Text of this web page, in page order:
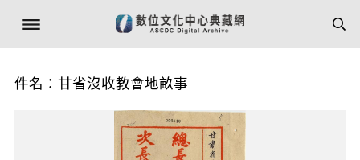
件名：甘省沒收教會地畝事